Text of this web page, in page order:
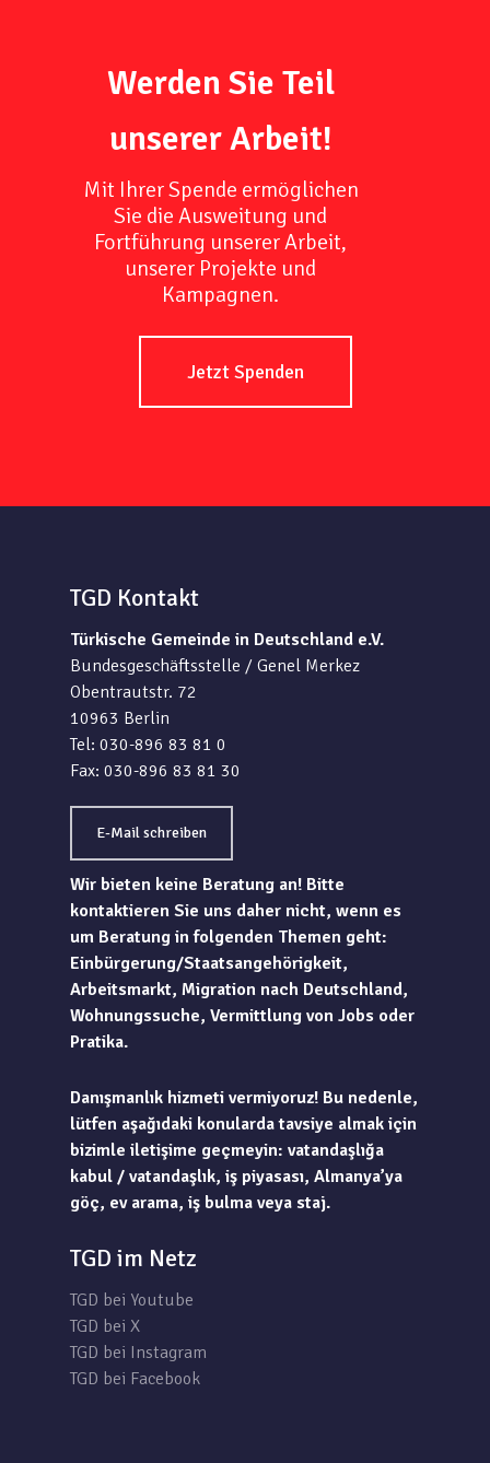
Werden Sie Teil
unserer Arbeit!
Mit Ihrer Spende ermöglichen
Sie die Ausweitung und
Fortführung unserer Arbeit,
unserer Projekte und
Kampagnen.
Jetzt Spenden
TGD Kontakt
Türkische Gemeinde in Deutschland e.V.
Bundesgeschäftsstelle / Genel Merkez
Obentrautstr. 72
10963 Berlin
Tel: 030-896 83 81 0
Fax: 030-896 83 81 30
E-Mail schreiben
Wir bieten keine Beratung an! Bitte
kontaktieren Sie uns daher nicht, wenn es
um Beratung in folgenden Themen geht:
Einbürgerung/Staatsangehörigkeit,
Arbeitsmarkt, Migration nach Deutschland,
Wohnungssuche, Vermittlung von Jobs oder
Pratika.
Danışmanlık hizmeti vermiyoruz! Bu nedenle,
lütfen aşağıdaki konularda tavsiye almak için
bizimle iletişime geçmeyin: vatandaşlığa
kabul / vatandaşlık, iş piyasası, Almanya’ya
göç, ev arama, iş bulma veya staj.
TGD im Netz
TGD bei Youtube
TGD bei X
TGD bei Instagram
TGD bei Facebook